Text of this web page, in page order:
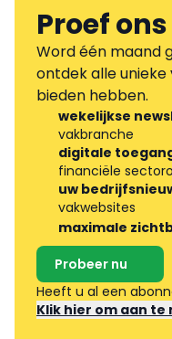
Proef ons
Word één maand
ontdek alle unieke
bieden hebben.
wekelijkse
vakbranche
digitale
financiële
uw
vakwebsites
maximale
Probeer nu
Heeft u al een
Klik hier om aan te